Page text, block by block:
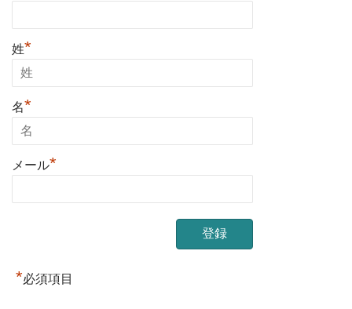
姓*
名*
メール*
*必須項目